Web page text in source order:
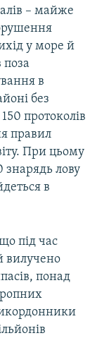
– майже
у море й
поза
в
без
протоколів
правил
При цьому
знарядь лову
в
під час
вилучено
понад